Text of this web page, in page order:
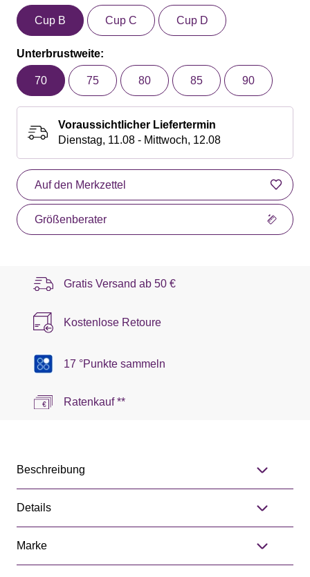
Cup B Cup C Cup D
Unterbrustweite:
70 75 80 85 90
Voraussichtlicher Liefertermin
Dienstag, 11.08 - Mittwoch, 12.08
Auf den Merkzettel
Größenberater
Gratis Versand ab 50 €
Kostenlose Retoure
17 °Punkte sammeln
Ratenkauf **
Beschreibung
Details
Marke